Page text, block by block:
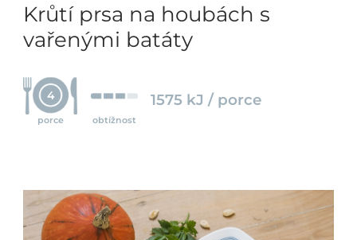
Krůtí prsa na houbách s
vařenými batáty
4
porce obtížnost
1575 kJ / porce